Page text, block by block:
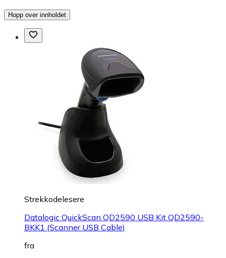
Hopp over innholdet
Strekkodelesere
Datalogic QuickScan QD2590 USB Kit QD2590-
BKK1 (Scanner USB Cable)
fra